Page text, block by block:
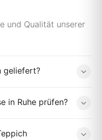
und Qualität unserer
geliefert?
in Ruhe prüfen?